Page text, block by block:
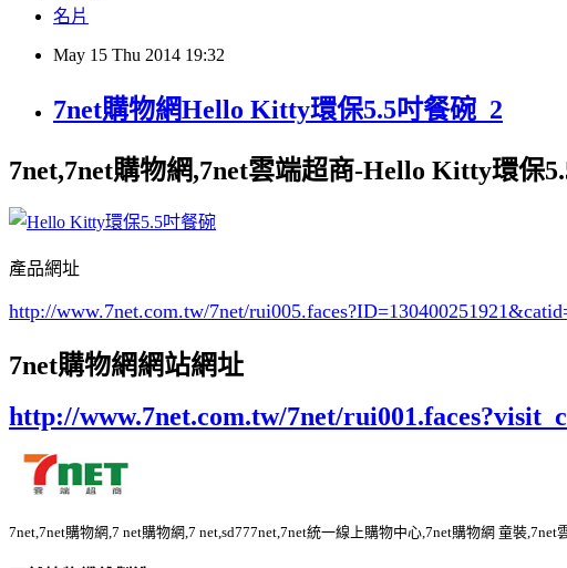
名片
May 15 Thu 2014 19:32
7net購物網Hello Kitty環保5.5吋餐碗_2
7net,7net購物網,7net雲端超商-Hello Kitty環保
產品網址
http://www.7net.com.tw/7net/
7net購物網網站網址
http://www.7net.com.tw/7net/
7net,7net購物網,7 net購物網,7 net,sd777net,7net統一線上購物中心,7net購物網 童裝